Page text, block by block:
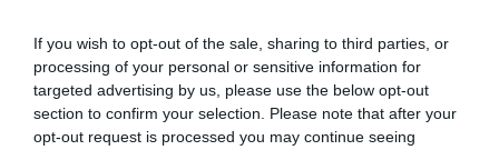
If you wish to opt-out of the sale, sharing to third parties, or
processing of your personal or sensitive information for
targeted advertising by us, please use the below opt-out
section to confirm your selection. Please note that after your
opt-out request is processed you may continue seeing